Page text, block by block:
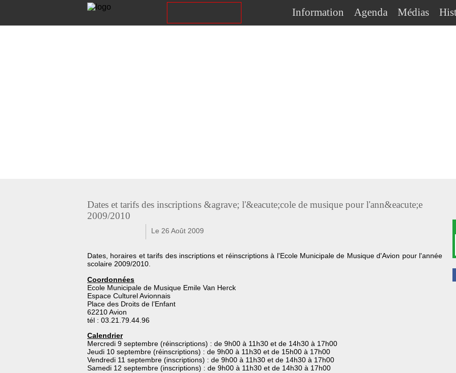
Information Agenda Médias
Dates et tarifs des inscriptions &agrave; l'&eacute;cole de musique pour l'ann&eacute;e
2009/2010
Le 26 Août 2009
Dates, horaires et tarifs des inscriptions et réinscriptions à l'Ecole Municipale de Musique d'Avion pour l'année
scolaire 2009/2010.
Coordonnées
Ecole Municipale de Musique Emile Van Herck
Espace Culturel Avionnais
Place des Droits de l’Enfant
62210 Avion
tél : 03.21.79.44.96
Calendrier
Mercredi 9 septembre (réinscriptions) : de 9h00 à 11h30 et de 14h30 à 17h00
Jeudi 10 septembre (réinscriptions) : de 9h00 à 11h30 et de 15h00 à 17h00
Vendredi 11 septembre (inscriptions) : de 9h00 à 11h30 et de 14h30 à 17h00
Samedi 12 septembre (inscriptions) : de 9h00 à 11h30 et de 14h30 à 17h00